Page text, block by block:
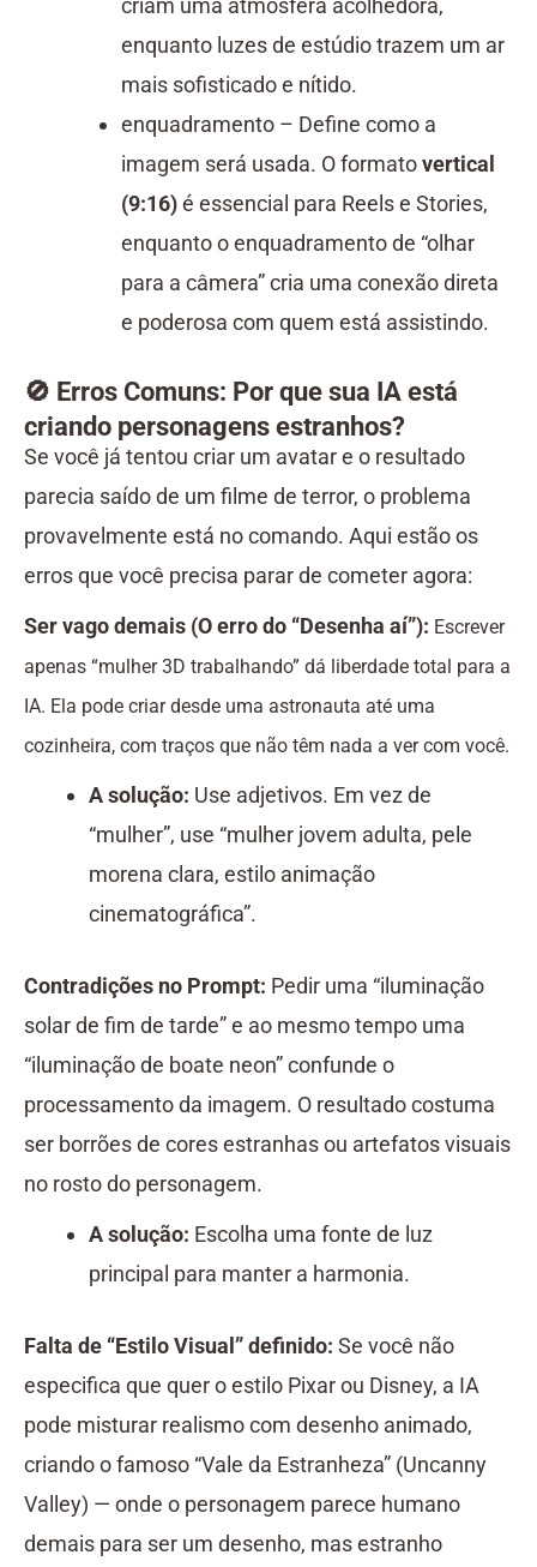
criam uma atmosfera acolhedora,
enquanto luzes de estúdio trazem um ar
mais sofisticado e nítido.
enquadramento – Define como a
imagem será usada. O formatovertical
(9:16)é essencial para Reels e Stories,
enquanto o enquadramento de “olhar
para a câmera” cria uma conexão direta
e poderosa com quem está assistindo.
🚫 Erros Comuns: Por que sua IA está
criando personagens estranhos?
Se você já tentou criar um avatar e o resultado
parecia saído de um filme de terror, o problema
provavelmente está no comando. Aqui estão os
erros que você precisa parar de cometer agora:
Ser vago demais (O erro do “Desenha aí”): Escrever
apenas “mulher 3D trabalhando” dá liberdade total para a
IA. Ela pode criar desde uma astronauta até uma
cozinheira, com traços que não têm nada a ver com você.
A solução: Use adjetivos. Em vez de
“mulher”, use “mulher jovem adulta, pele
morena clara, estilo animação
cinematográfica”.
Contradições no Prompt: Pedir uma “iluminação
solar de fim de tarde” e ao mesmo tempo uma
“iluminação de boate neon” confunde o
processamento da imagem. O resultado costuma
ser borrões de cores estranhas ou artefatos visuais
no rosto do personagem.
A solução: Escolha uma fonte de luz
principal para manter a harmonia.
Falta de “Estilo Visual” definido: Se você não
especifica que quer o estilo Pixar ou Disney, a IA
pode misturar realismo com desenho animado,
criando o famoso “Vale da Estranheza” (Uncanny
Valley) — onde o personagem parece humano
demais para ser um desenho, mas estranho